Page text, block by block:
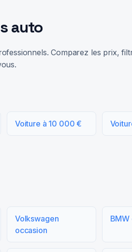
auto
Comparez les prix,
Voiture à 10 000 €
Volkswagen
occasion
BMW